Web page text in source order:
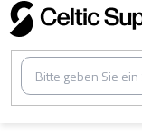
Zum
Inhalt
springen